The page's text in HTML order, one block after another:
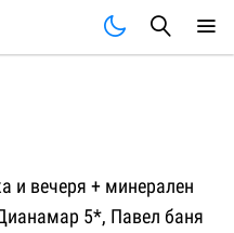
и вечеря + минерален
5*, Павел баня